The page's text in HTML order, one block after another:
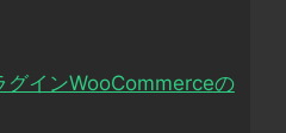
グインWooCommerceの